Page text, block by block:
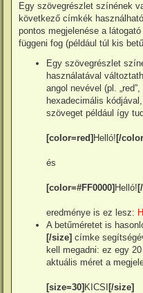
Egy szövegrészlet színének
következő címkék
pontos megjelenése a
függeni fog (például túl kis
Egy szövegrészlet
használatával
angol nevével (pl. „red”,
hexadecimális
szöveget például így
[color=red]Helló![/
és
[color=#FF0000]Helló!
eredménye is ez lesz:
A betűméretet is
[/size]címke
kell megadni: ez egy
aktuális méret a
[size=30]KICSI[/size]